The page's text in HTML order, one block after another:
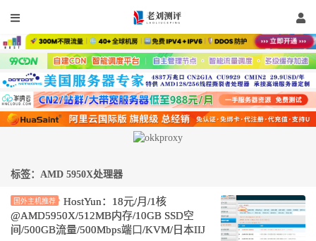
标签：AMD 5950X处理器
国外主机推荐
HostYun：18元/月/1核
@AMD5950X/512MB内存/10GB SSD空
间/500GB流量/500Mbps端口/KVM/日本IIJ